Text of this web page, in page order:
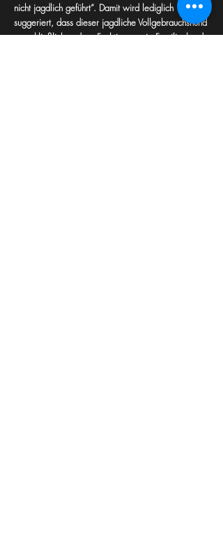
nicht jagdlich geführt“. Damit wird lediglich
suggeriert, dass dieser jagdliche Vollgebrauchshund
ausschließlich andere Funktionen wie Familienhund,